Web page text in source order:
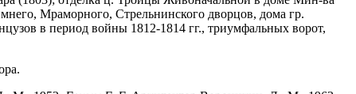
Мраморного, Стрельнинского дворцов, дома гр.
в период войны 1812-1814 гг., триумфальных ворот,